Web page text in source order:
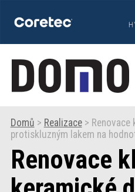
TIPY
Zprávy
Praxe
Fotogalerie
Domů > Realizace> Renovace
protiskluzným lakem na
Renovace